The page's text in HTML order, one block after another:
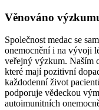
Věnováno
Společnost medac se
onemocnění i na vývoji
veřejný výzkum. Naším
které mají pozitivní
každodenní život
podporuje vědeckou
autoimunitních